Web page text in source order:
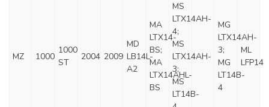
MZ 1000
1000
ST
2004 2009
MD
LB14L-
A2
MA
LTX14-
BS;
MA
LTX14AHL-
BS
MS
LTX14AH-
4;
MS
LTX14AH-
3;
MS
LT14B-
MG
LTX14AH-
3;
MG
LT14B-
4
ML
LFP14